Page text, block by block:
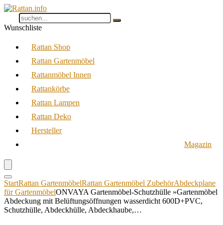
Wunschliste
Rattan Shop
Rattan Gartenmöbel
Rattanmöbel Innen
Rattankörbe
Rattan Lampen
Rattan Deko
Hersteller
Magazin
StartRattan GartenmöbelRattan Gartenmöbel ZubehörAbdeckplane
für GartenmöbelONVAYA Gartenmöbel-Schutzhülle »Gartenmöbel
Abdeckung mit Belüftungsöffnungen wasserdicht 600D+PVC,
Schutzhülle, Abdeckhülle, Abdeckhaube,…